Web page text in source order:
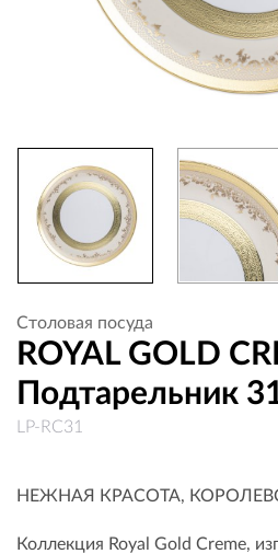
Столовая посуда
ROYAL GOLD
Подтарельник
LP-RC31
НЕЖНАЯ КРАСОТА,
Коллекция Royal Gold Creme,